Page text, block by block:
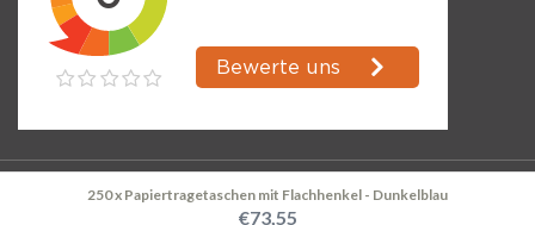
250 x Papiertragetaschen mit Flachhenkel - Dunkelblau
€73,55
© Kerklau Shop Supplies